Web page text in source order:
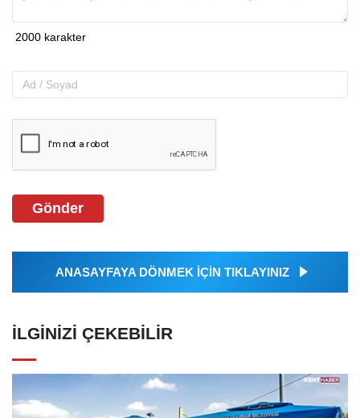
Gönder
ANASAYFAYA DÖNMEK İÇİN TIKLAYINIZ
İLGINIZI ÇEKEBILIR